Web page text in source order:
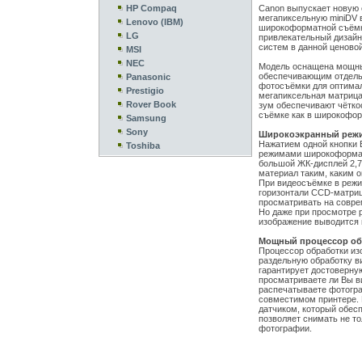
HP Compaq
Lenovo (IBM)
LG
MSI
NEC
Panasonic
Prestigio
Rover Book
Samsung
Sony
Toshiba
Canon выпускает
мегапиксельную miniDV
широкоформатной
привлекательный
систем в данной
Модель оснащена
обеспечивающим
фотосъёмки для
мегапиксельная
зум обеспечивают
съёмке как в
Широкоэкранный
Нажатием одной
режимами
большой ЖК-дисплей 2,7
материал таким, каким
При видеосъёмке в
горизонтали CCD-
просматривать на
Но даже при просмотре
изображение выводится
Мощный процессор
Процессор обработки
раздельную обработку
гарантирует
просматриваете ли Вы
распечатываете
совместимом
датчиком, который
позволяет снимать не
фотографии.